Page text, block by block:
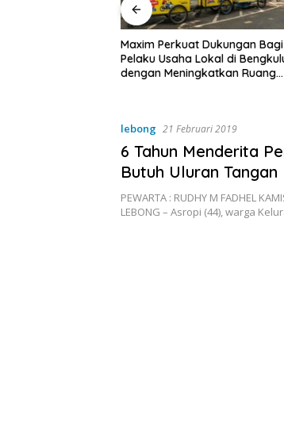
Kegiatan MPLS SMAN 1
Mukomuko Berlangsung
Sukses
lebong 21 Februari 2019
6 Tahun Menderita
Butuh Uluran Tangan
PEWARTA : RUDHY M FADHEL
LEBONG – Asropi (44), warga